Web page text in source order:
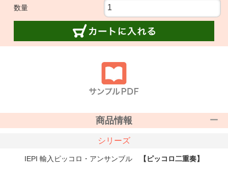
数量
商品情報
シリーズ
IEPI 輸入ピッコロ・アンサンブル 【ピッコロ二重奏】